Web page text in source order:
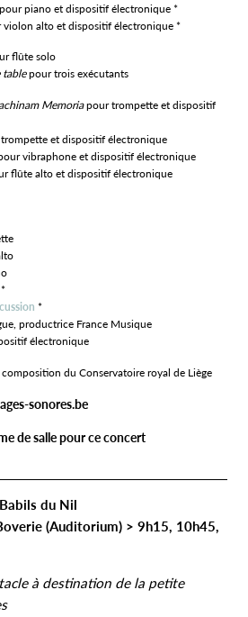
pour piano et dispositif électronique *
violon alto et dispositif électronique *
flûte solo
tablepour trois exécutants
Memoriapour trompette et dispositif
et dispositif électronique
vibraphone et dispositif électronique
flûte alto et dispositif électronique
*
productrice France Musique
électronique
composition du Conservatoire royal de Liège
sonores.be
de salle pour ce concert
du Nil
(Auditorium) > 9h15, 10h45,
à destination de la petite